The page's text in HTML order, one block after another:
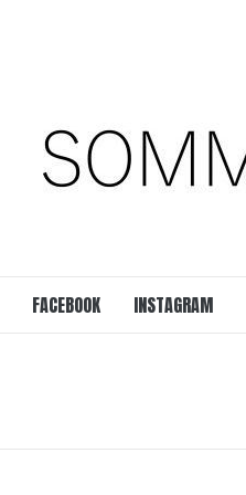
FACEBOOK INSTAGRAM